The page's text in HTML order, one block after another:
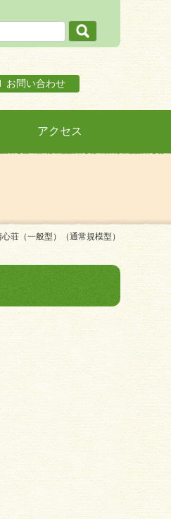
お問い合わせ
アクセス
荘（一般型）（通常規模型）